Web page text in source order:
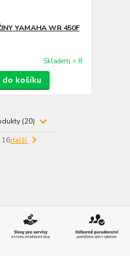
YAMAHA WR 450F
Skladem > 8
košíku
(20)
16další